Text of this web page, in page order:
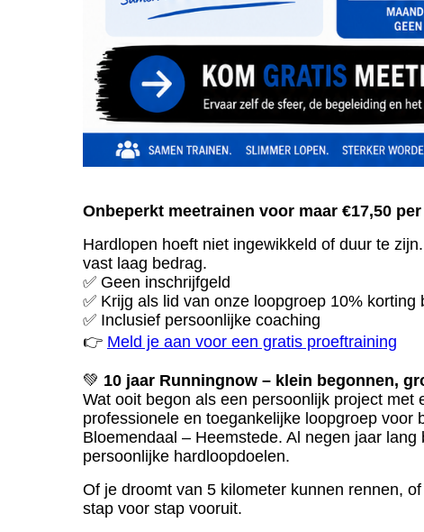
Onbeperkt meetrainen voor maar €17,50 per
Hardlopen hoeft niet ingewikkeld of duur te
vast laag bedrag.
✅ Geen inschrijfgeld
✅ Krijg als lid van onze loopgroep 10%
✅ Inclusief persoonlijke coaching
👉 Meld je aan voor een gratis proeftraining
💚 10 jaar Runningnow – klein begonnen,
Wat ooit begon als een persoonlijk project
professionele en toegankelijke loopgroep
Bloemendaal – Heemstede. Al negen jaar
persoonlijke hardloopdoelen.
Of je droomt van 5 kilometer kunnen rennen,
stap voor stap vooruit.